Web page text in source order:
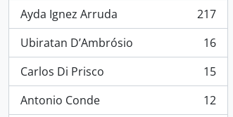
Ayda Ignez Arruda
, 217 resultados
217
Ubiratan D’Ambrósio
, 16 resultados
16
Carlos Di Prisco
, 15 resultados
15
Antonio Conde
, 12 resultados
12